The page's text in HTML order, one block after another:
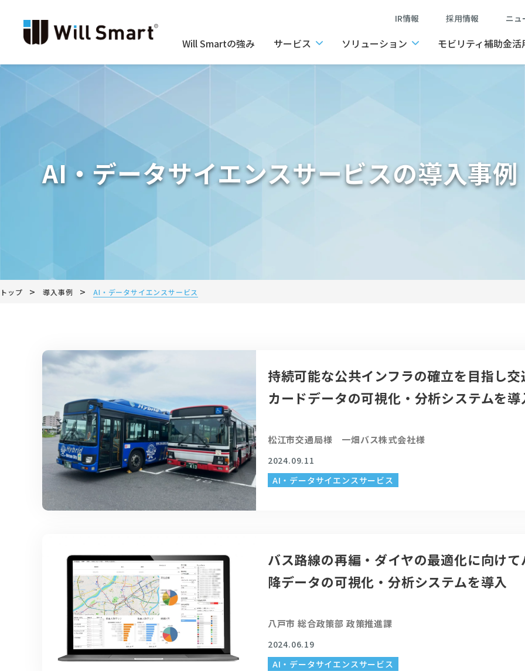
IR情報 採用情報 ニ
Will Smartの強み サービス ソリューション モビリティ補助金活
AI・データサイエンスサービスの導入事例
トップ > 導入事例 > AI・データサイエンスサービス
持続可能な公共インフラの確立を目指し
カードデータの可視化・分析システムを導
松江市交通局様 一畑バス株式会社様
2024.09.11
AI・データサイエンスサービス
バス路線の再編・ダイヤの最適化に向け
降データの可視化・分析システムを導入
八戸市 総合政策部 政策推進課
2024.06.19
AI・データサイエンスサービス